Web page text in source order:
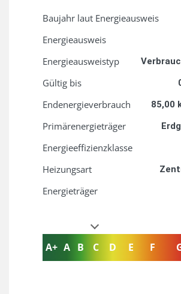
Baujahr laut Energieausweis
Energieausweis
Energie­ausweistyp
Gültig bis
Endenergieverbrauch 85,00
Primärenergieträger
Energieeffizienzklasse
Heizungsart
Energieträger
A+ A B C D E F